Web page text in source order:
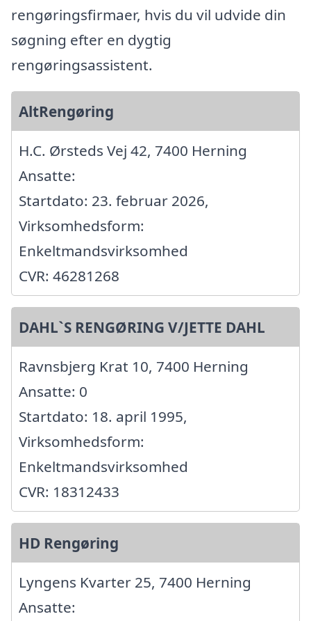
rengøringsfirmaer, hvis du vil udvide din
søgning efter en dygtig
rengøringsassistent.
AltRengøring
H.C. Ørsteds Vej 42, 7400 Herning
Ansatte:
Startdato: 23. februar 2026,
Virksomhedsform:
Enkeltmandsvirksomhed
CVR: 46281268
DAHL`S RENGØRING V/JETTE DAHL
Ravnsbjerg Krat 10, 7400 Herning
Ansatte: 0
Startdato: 18. april 1995,
Virksomhedsform:
Enkeltmandsvirksomhed
CVR: 18312433
HD Rengøring
Lyngens Kvarter 25, 7400 Herning
Ansatte: